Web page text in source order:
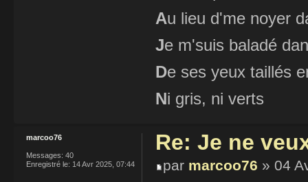
Au lieu d'me noyer
Je m'suis baladé
De ses yeux taillés
Ni gris, ni verts
Re: Je ne
par marcoo76 » 04
marcoo76
Messages: 40
Enregistré le: 14 Avr 2025, 07:44